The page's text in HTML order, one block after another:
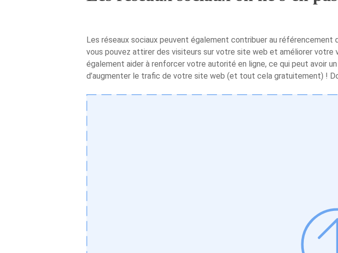
Les réseaux sociaux peuvent également contribuer au
vous pouvez attirer des visiteurs sur votre site web et améliorer votre
également aider à renforcer votre autorité en ligne, ce qui peut avoir
d’augmenter le trafic de votre site web (et tout cela gratuitement) !